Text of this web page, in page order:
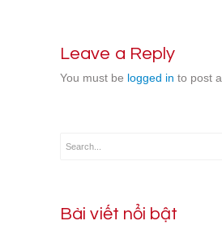
Leave a Reply
You must be logged in to post
Bài viết nổi bật